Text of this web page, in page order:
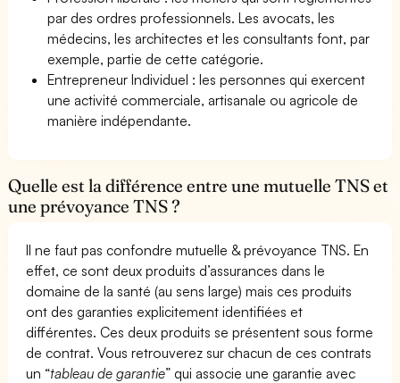
par des ordres professionnels. Les avocats, les
médecins, les architectes et les consultants font, par
exemple, partie de cette catégorie.
Entrepreneur Individuel : les personnes qui exercent
une activité commerciale, artisanale ou agricole de
manière indépendante.
Quelle est la différence entre une mutuelle TNS et
une prévoyance TNS ?
Il ne faut pas confondre mutuelle & prévoyance TNS. En
effet, ce sont deux produits d’assurances dans le
domaine de la santé (au sens large) mais ces produits
ont des garanties explicitement identifiées et
différentes. Ces deux produits se présentent sous forme
de contrat. Vous retrouverez sur chacun de ces contrats
un “tableau de garantie” qui associe une garantie avec